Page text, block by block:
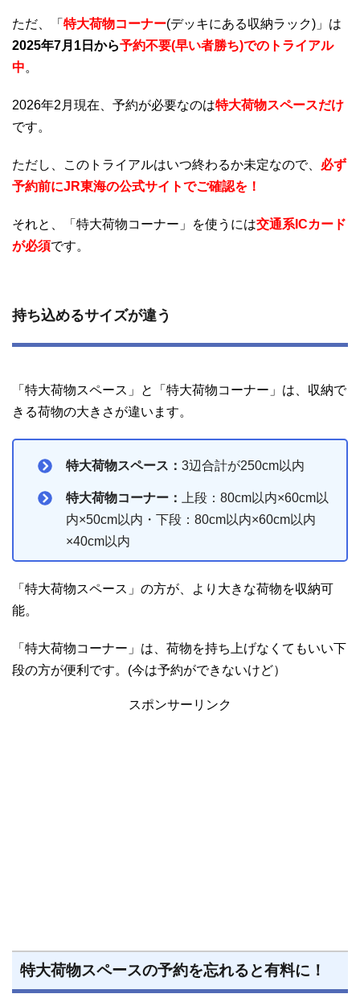
ただ、「 特大荷物コーナー(デッキにある収納ラック)」は
2025年7月1日から予約不要(早い者勝ち)でのトライアル
中。
2026年2月現在、予約が必要なのは特大荷物スペースだけ
です。
ただし、このトライアルはいつ終わるか未定なので、 必ず
予約前にJR東海の公式サイトでご確認を！
それと、「特大荷物コーナー」を使うには交通系ICカード
が必須です。
持ち込めるサイズが違う
「特大荷物スペース」と「特大荷物コーナー」は、収納で
きる荷物の大きさが違います。
特大荷物スペース：3辺合計が250cm以内
特大荷物コーナー：
上段：80cm以内×60cm以
内×50cm以内・下段：80cm以内×60cm以内
×40cm以内
「特大荷物スペース」の方が、より大きな荷物を収納可
能。
「特大荷物コーナー」は、荷物を持ち上げなくてもいい下
段の方が便利です。(今は予約ができないけど）
スポンサーリンク
特大荷物スペースの予約を忘れると有料に！